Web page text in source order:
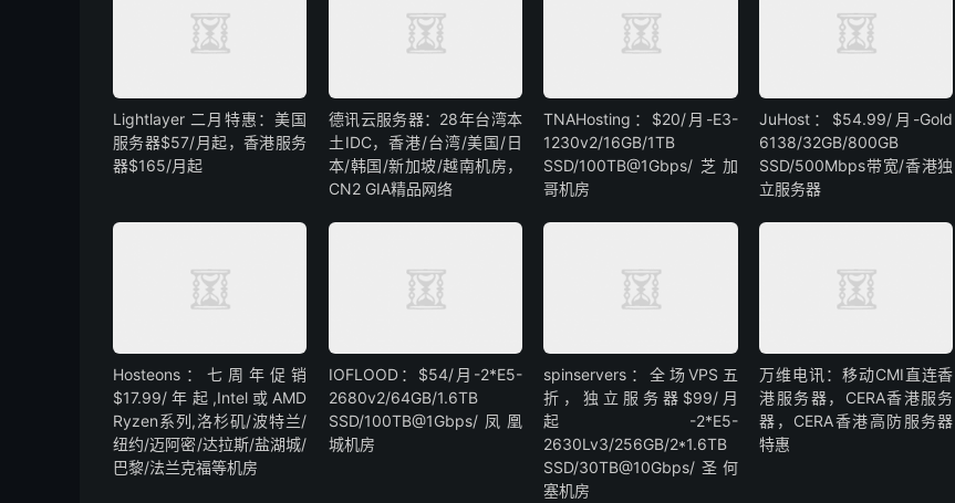
Lightlayer 二月特惠：美国
服务器$57/月起，香港服务
器$165/月起
德讯云服务器：28年台湾本
土IDC，香港/台湾/美国/日
本/韩国/新加坡/越南机房，
CN2 GIA精品网络
TNAHosting：$20/月-E3-
1230v2/16GB/1TB
SSD/100TB@1Gbps/芝加
哥机房
JuHost：$54.99/月-Gold
6138/32GB/800GB
SSD/500Mbps带宽/香港独
立服务器
Hosteons：七周年促销
$17.99/年起,Intel或AMD
Ryzen系列,洛杉矶/波特兰/
纽约/迈阿密/达拉斯/盐湖城/
巴黎/法兰克福等机房
IOFLOOD：$54/月-2*E5-
2680v2/64GB/1.6TB
SSD/100TB@1Gbps/凤凰
城机房
spinservers：全场VPS五
折，独立服务器$99/月
起-2*E5-
2630Lv3/256GB/2*1.6TB
SSD/30TB@10Gbps/圣何
塞机房
万维电讯：移动CMI直连香
港服务器，CERA香港服务
器，CERA香港高防服务器
特惠